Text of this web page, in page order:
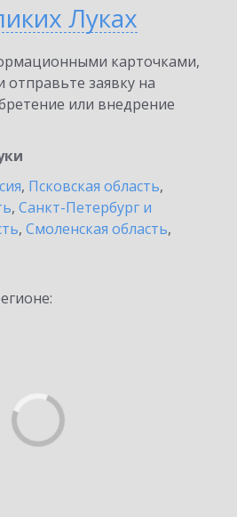
Луках
карточками,
заявку на
или внедрение
, Псковская область,
, Санкт-Петербург и
, Смоленская область,